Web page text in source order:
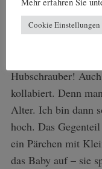
Düsel: Die gibt es
Hubschrauber!
kollabiert. Denn
Alter. Ich bin dann
hoch. Das
ein Pärchen mit
das Baby auf – sie
Cookie Einstellungen